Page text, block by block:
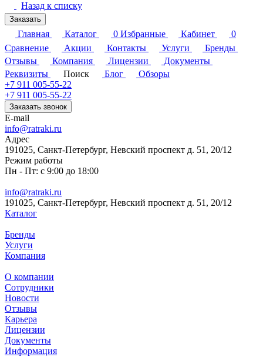
Назад к списку
Заказать
Главная Каталог 0 Избранные Кабинет
0
Сравнение
Акции Контакты Услуги
Бренды
Отзывы
Компания Лицензии
Документы
Реквизиты
Поиск Блог
Обзоры
+7 911 005-55-22
+7 911 005-55-22
Заказать звонок
E-mail
info@ratraki.ru
Адрес
191025, Санкт-Петербург, Невский проспект д. 51, 20/12
Режим работы
Пн - Пт: с 9:00 до 18:00
info@ratraki.ru
191025, Санкт-Петербург, Невский проспект д. 51, 20/12
Каталог
Бренды
Услуги
Компания
О компании
Сотрудники
Новости
Отзывы
Карьера
Лицензии
Документы
Информация